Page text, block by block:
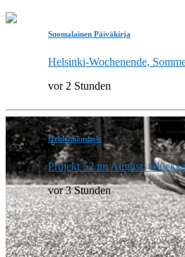
Suomalainen Päiväkirja
Helsinki-Wochenende,
vor 2 Stunden
Heldenhaushalt
Projekt 52 im August:
vor 3 Stunden